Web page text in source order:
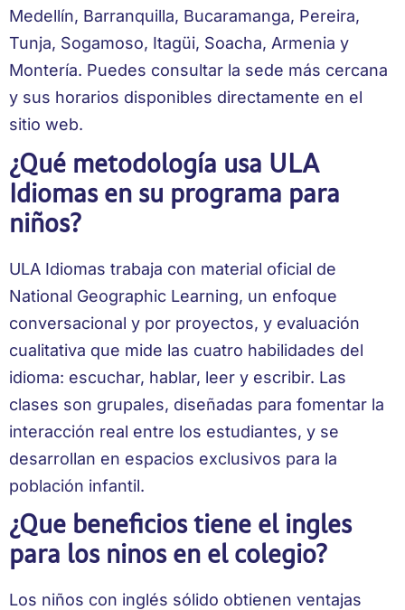
Medellín, Barranquilla, Bucaramanga, Pereira,
Tunja, Sogamoso, Itagüi, Soacha, Armenia y
Montería. Puedes consultar la sede más cercana
y sus horarios disponibles directamente en el
sitio web.
¿Qué metodología usa ULA
Idiomas en su programa para
niños?
ULA Idiomas trabaja con material oficial de
National Geographic Learning, un enfoque
conversacional y por proyectos, y evaluación
cualitativa que mide las cuatro habilidades del
idioma: escuchar, hablar, leer y escribir. Las
clases son grupales, diseñadas para fomentar la
interacción real entre los estudiantes, y se
desarrollan en espacios exclusivos para la
población infantil.
¿Que beneficios tiene el ingles
para los ninos en el colegio?
Los niños con inglés sólido obtienen ventajas